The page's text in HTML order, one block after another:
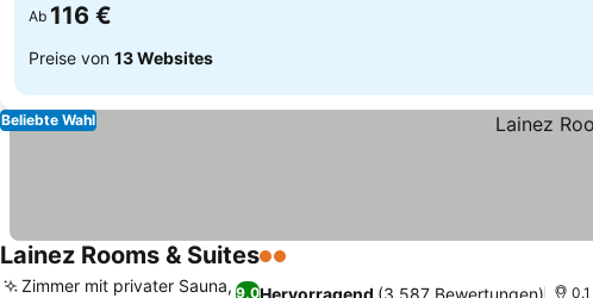
Ab 116 €
Preise von 13 Websites
Beliebte Wahl
Lainez Rooms & Suites2 Sterne
9,0Hervorragend (3.587 Bewertungen)
Zimmer mit privater Sauna,